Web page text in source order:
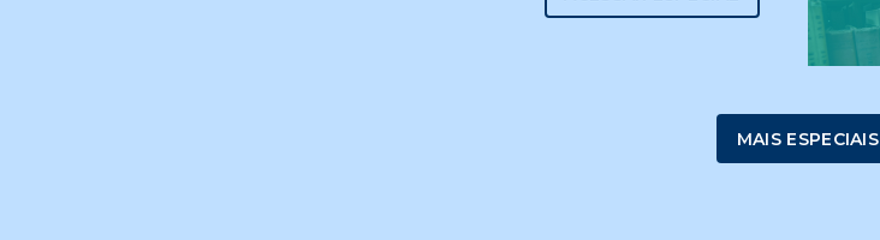
MAIS ESPECIAIS